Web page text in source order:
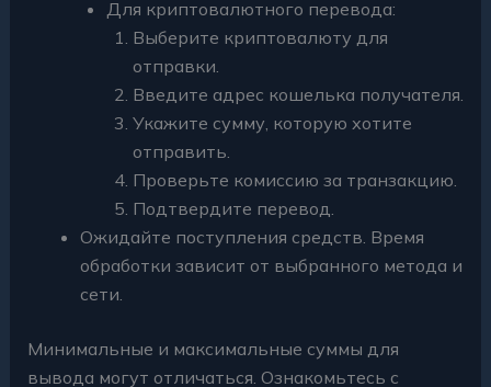
Для криптовалютного перевода:
Выберите криптовалюту для
отправки.
Введите адрес кошелька получателя.
Укажите сумму, которую хотите
отправить.
Проверьте комиссию за транзакцию.
Подтвердите перевод.
Ожидайте поступления средств. Время
обработки зависит от выбранного метода и
сети.
Минимальные и максимальные суммы для
вывода могут отличаться. Ознакомьтесь с